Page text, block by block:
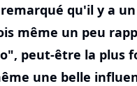
qu'il y a
même un peu
peut-être la plus
une belle